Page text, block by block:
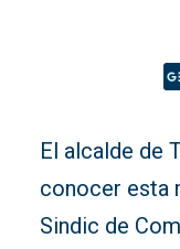
El alcalde de
conocer esta
Sindic de